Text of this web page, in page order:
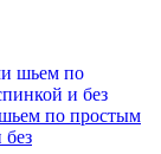
по простым
без